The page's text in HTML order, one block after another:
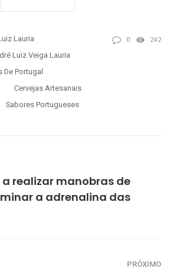
Lauria
Luiz Veiga Lauria
De Portugal
Cervejas Artesanais
Sabores Portugueses
0 242
realizar manobras de
a adrenalina das
PRÓXIMO